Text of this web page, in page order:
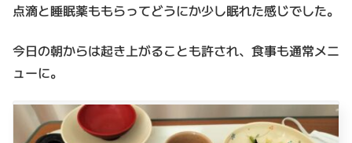
点滴と睡眠薬ももらってどうにか少し眠れた感じでした。
今日の朝からは起き上がることも許され、食事も通常メニ
ューに。